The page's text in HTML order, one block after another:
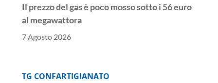
Il prezzo del gas è poco mosso sotto i 56 euro
al megawattora
7 Agosto 2026
ridosso dei 77 punti base
TG CONFARTIGIANATO